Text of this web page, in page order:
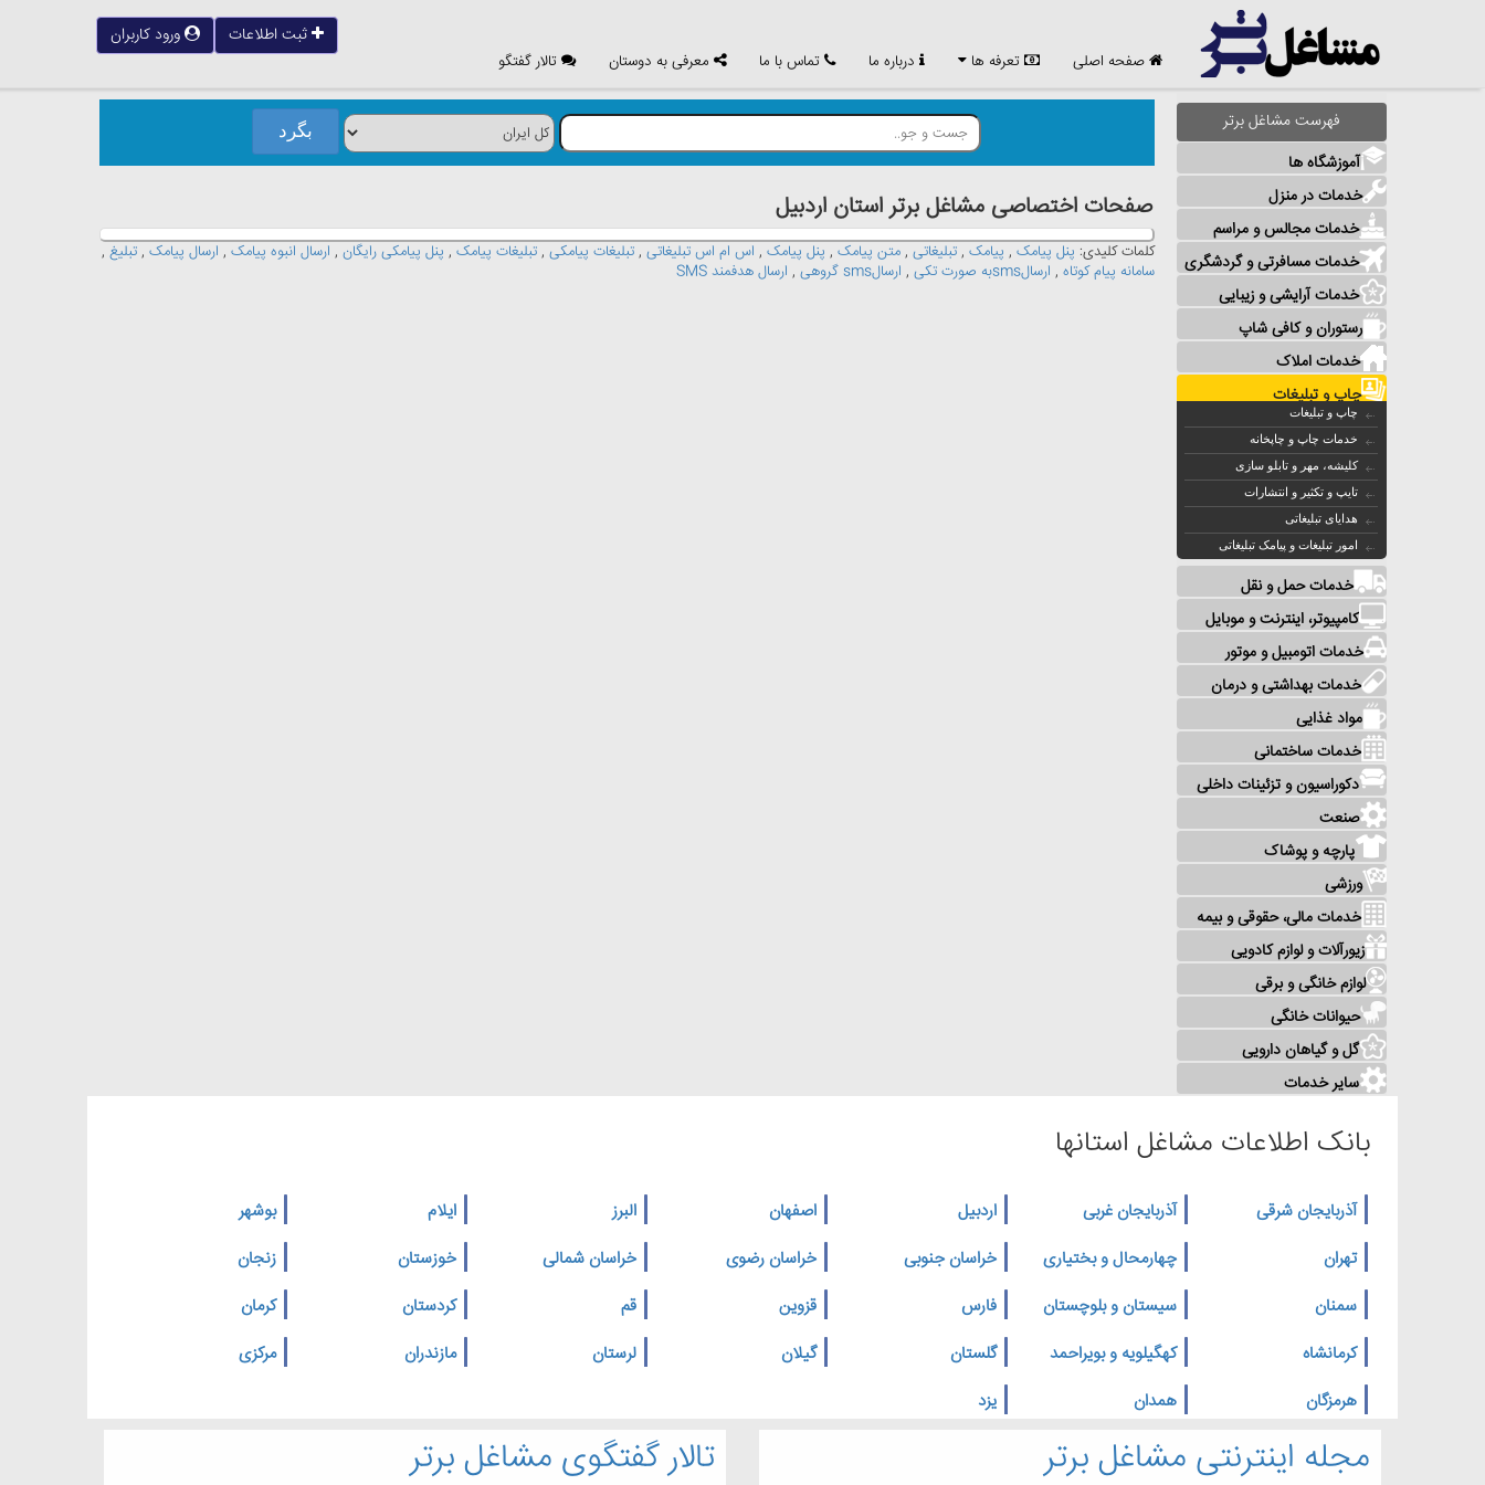
صفحه اصلی تعرفه ها درباره ما تماس با ما معرفی به دوستان تالار گفتگو
ثبت اطلاعات ورود کاربران
فهرست مشاغل برتر
آموزشگاه ها
خدمات در منزل
خدمات مجالس و مراسم
خدمات مسافرتی و گردشگری
خدمات آرایشی و زیبایی
رستوران و کافی شاپ
خدمات املاک
چاپ و تبلیغات
چاپ و تبلیغات
خدمات چاپ و چاپخانه
کلیشه، مهر و تابلو سازی
تایپ و تکثیر و انتشارات
هدایای تبلیغاتی
امور تبلیغات و پیامک تبلیغاتی
خدمات حمل و نقل
کامپیوتر، اینترنت و موبایل
خدمات اتومبیل و موتور
خدمات بهداشتی و درمان
مواد غذایی
خدمات ساختمانی
دکوراسیون و تزئینات داخلی
صنعت
پارچه و پوشاک
ورزشی
خدمات مالی، حقوقی و بیمه
زیورآلات و لوازم کادویی
لوازم خانگی و برقی
حیوانات خانگی
گل و گیاهان دارویی
سایر خدمات
صفحات اختصاصی مشاغل برتر استان اردبيل
کلمات کلیدی: پنل پیامک , پیامک , تبلیغاتی , متن پیامک , پنل پیامک , اس ام اس تبلیغاتی , تبلیغات پیامکی , تبلیغات پیامک , پنل پیامکی رایگان , ارسال انبوه پیامک , ارسال پیامک , تبلیغ ,
سامانه پیام کوتاه , ارسالsmsبه صورت تکی , ارسالsms گروهی , ارسال هدفمند SMS
بانک اطلاعات مشاغل استانها
آذربایجان شرقی آذربایجان غربی اردبیل اصفهان البرز ایلام
بوشهر
تهران
چهارمحال و بختیاری خراسان جنوبی خراسان رضوی خراسان شمالی خوزستان
زنجان
سمنان
سیستان و بلوچستان فارس قزوین قم کردستان
کرمان
کرمانشاه
کهگیلویه و بویراحمد گلستان گیلان لرستان مازندران
مرکزی
هرمزگان
همدان یزد
تالار گفتگوی مشاغل برتر مجله اینترنتی مشاغل برتر